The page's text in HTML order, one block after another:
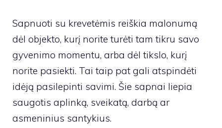
Sapnuoti su krevetėmis reiškia malonumą
dėl objekto, kurį norite turėti tam tikru savo
gyvenimo momentu, arba dėl tikslo, kurį
norite pasiekti. Tai taip pat gali atspindėti
idėją pasilepinti savimi. Šie sapnai liepia
saugotis aplinką, sveikatą, darbą ar
asmeninius santykius.